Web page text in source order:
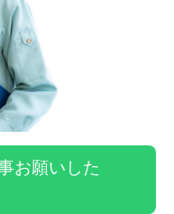
お願いした